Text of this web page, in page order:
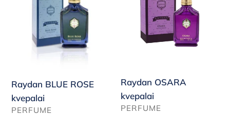
Raydan BLUE ROSE
kvepalai
PARDAVĖJAS
PERFUME
kvepalai
Raydan OSARA
kvepalai
PARDAVĖJAS
PERFUME